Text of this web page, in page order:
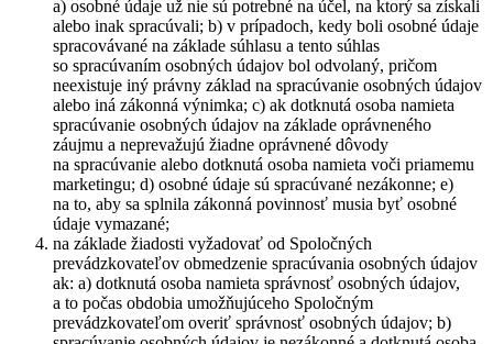
a) osobné údaje už nie sú potrebné na účel, na ktorý sa získali
alebo inak spracúvali; b) v prípadoch, kedy boli osobné údaje
spracovávané na základe súhlasu a tento súhlas
so spracúvaním osobných údajov bol odvolaný, pričom
neexistuje iný právny základ na spracúvanie osobných údajov
alebo iná zákonná výnimka; c) ak dotknutá osoba namieta
spracúvanie osobných údajov na základe oprávneného
záujmu a neprevažujú žiadne oprávnené dôvody
na spracúvanie alebo dotknutá osoba namieta voči priamemu
marketingu; d) osobné údaje sú spracúvané nezákonne; e)
na to, aby sa splnila zákonná povinnosť musia byť osobné
údaje vymazané;
na základe žiadosti vyžadovať od Spoločných
prevádzkovateľov obmedzenie spracúvania osobných údajov
ak: a) dotknutá osoba namieta správnosť osobných údajov,
a to počas obdobia umožňujúceho Spoločným
prevádzkovateľom overiť správnosť osobných údajov; b)